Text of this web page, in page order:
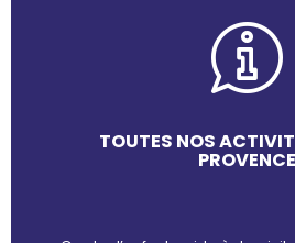
TOUTES NOS
PROVENCE